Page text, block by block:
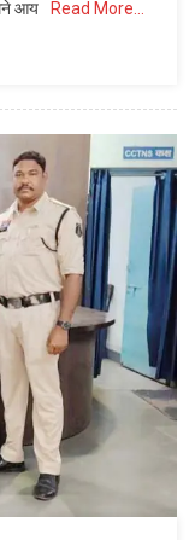
आय Read More…